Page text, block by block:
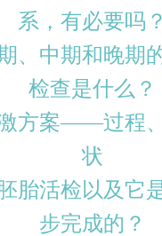
系，有必要吗？
、中期和晚期
检查是什么？
方案——过程
状
胎活检以及它
步完成的？